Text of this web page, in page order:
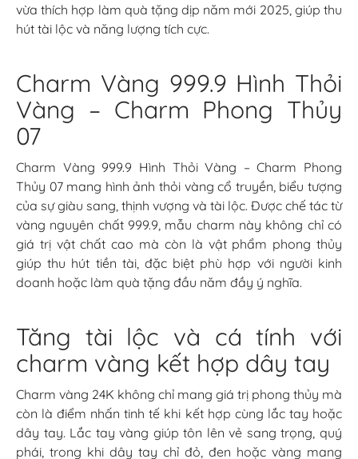
vừa thích hợp làm quà tặng dịp năm mới 2025, giúp thu
hút tài lộc và năng lượng tích cực.
Charm Vàng 999.9 Hình Thỏi
Vàng – Charm Phong Thủy
07
Charm Vàng 999.9 Hình Thỏi Vàng – Charm Phong
Thủy 07 mang hình ảnh thỏi vàng cổ truyền, biểu tượng
của sự giàu sang, thịnh vượng và tài lộc. Được chế tác từ
vàng nguyên chất 999.9, mẫu charm này không chỉ có
giá trị vật chất cao mà còn là vật phẩm phong thủy
giúp thu hút tiền tài, đặc biệt phù hợp với người kinh
doanh hoặc làm quà tặng đầu năm đầy ý nghĩa.
Tăng tài lộc và cá tính với
charm vàng kết hợp dây tay
Charm vàng 24K không chỉ mang giá trị phong thủy mà
còn là điểm nhấn tinh tế khi kết hợp cùng lắc tay hoặc
dây tay. Lắc tay vàng giúp tôn lên vẻ sang trọng, quý
phái, trong khi dây tay chỉ đỏ, đen hoặc vàng mang